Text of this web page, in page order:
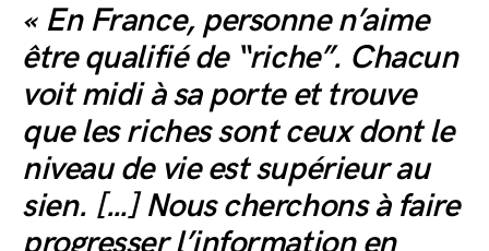
« En France, personne n’aime
être qualifié de “riche”. Chacun
voit midi à sa porte et trouve
que les riches sont ceux dont le
niveau de vie est supérieur au
sien. […] Nous cherchons à faire